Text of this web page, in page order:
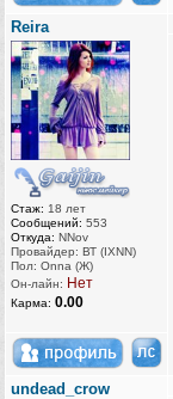
Reira
Стаж: 18 лет
Сообщений: 553
Откуда: NNov
Провайдер: ВТ (IXNN)
Пол: Onna (Ж)
Он-лайн: Нет
Карма: 0.00
undead_crow